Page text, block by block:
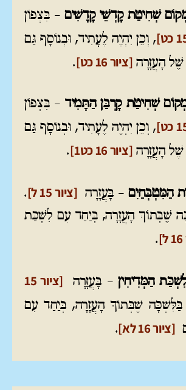
שְׁחִיטַת קָדְשֵׁי קָדָשִׁים – בִּצְפוֹן
, וְכֵן יִהְיֶה לֶעָתִיד, וּבְנוֹסָף גַּם
שֶׁל הָעֲזָרָה [ציור 16 כט] .
שְׁחִיטַתקָרְבַּן הַתָּמִיד – בִּצְפוֹן
, וְכֵן יִהְיֶה לֶעָתִיד, וּבְנוֹסָף גַּם
שֶׁל הָעֲזָרָה [ציור 16 כט1] .
הַמִּטְבְּחַיִם– בָּעֲזָרָה [ציור 15 ל]
.
שֶׁבְּתוֹךְ הָעֲזָרָה, בְּיַחַד עִם לִשְׁכַּת
.
הַמְּדִיחִין – בָּעֲזָרָה
[ציור 15
בַּלִּשְׁכָּה שֶׁבְּתוֹךְ הָעֲזָרָה, בְּיַחַד עִם
[ציור 16 לא] .